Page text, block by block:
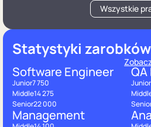
Wszystkie
Statystyki zarobków
Software Engineer
Junior7 750
Middle14 275
Senior22 000
Junior
Management